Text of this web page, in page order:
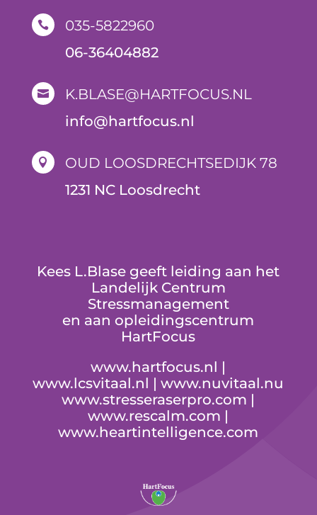

035-5822960
06-36404882

K.BLASE@HARTFOCUS.NL
info@hartfocus.nl

OUD LOOSDRECHTSEDIJK 78
1231 NC Loosdrecht
Kees L.Blase geeft leiding aan het
Landelijk Centrum
Stressmanagement
en aan opleidingscentrum
HartFocus
www.hartfocus.nl |
www.lcsvitaal.nl |www.nuvitaal.nu
www.stresseraserpro.com |
www.rescalm.com |
www.heartintelligence.com